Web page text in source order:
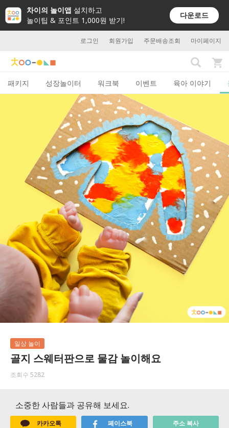
차이의 놀이앱 설치하고
놀이팁 & 포인트 1,000원 받기!
다운로드
로그인 회원가입 주문배송조회 마이페이지
패키지 성장놀이터 워크북 이벤트 육아 이야기
일상 놀이
골지 스웨터판으로 물감 놀이해요
조회수 5282
소중한 사람들과 공유해 보세요.
카카오톡 페이스북 주소 복사